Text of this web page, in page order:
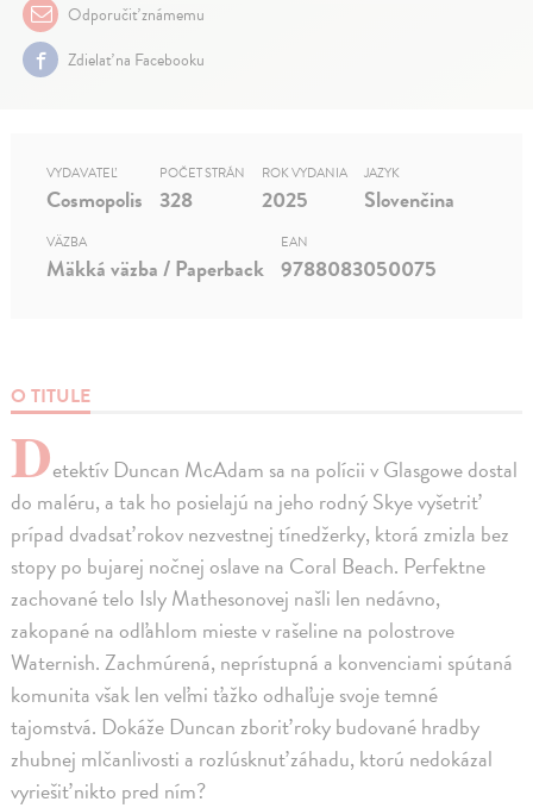
Odporučiť známemu
Zdielať na Facebooku
O TITULE
Detektív Duncan McAdam sa na polícii v Glasgowe dostal
do maléru, a tak ho posielajú na jeho rodný Skye vyšetriť
prípad dvadsať rokov nezvestnej tínedžerky, ktorá zmizla bez
stopy po bujarej nočnej oslave na Coral Beach. Perfektne
zachované telo Isly Mathesonovej našli len nedávno,
zakopané na odľahlom mieste v rašeline na polostrove
Waternish. Zachmúrená, neprístupná a konvenciami spútaná
komunita však len veľmi ťažko odhaľuje svoje temné
tajomstvá. Dokáže Duncan zboriť roky budované hradby
zhubnej mlčanlivosti a rozlúsknuť záhadu, ktorú nedokázal
vyriešiť nikto pred ním?
VYDAVATEĽ
Cosmopolis
POČET STRÁN
328
ROK VYDANIA
2025
JAZYK
Slovenčina
VÄZBA
Mäkká väzba / Paperback
EAN
9788083050075